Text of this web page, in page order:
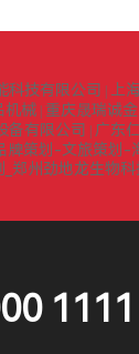
科技有限公司
上
机械 重庆晟瑞诚
备有限公司
广东
牌策划-文旅策划-
郑州劲地龙生物
1111